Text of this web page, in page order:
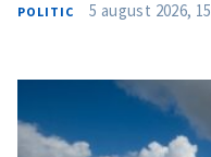
POLITIC 5 august 2026,